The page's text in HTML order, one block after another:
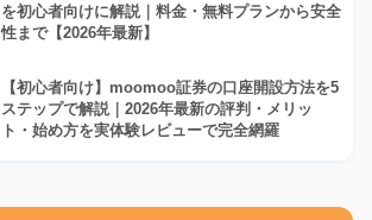
を初心者向けに解説｜料金・無料プランから安全
性まで【2026年最新】
【初心者向け】moomoo証券の口座開設方法を5
ステップで解説｜2026年最新の評判・メリッ
ト・始め方を実体験レビューで完全網羅